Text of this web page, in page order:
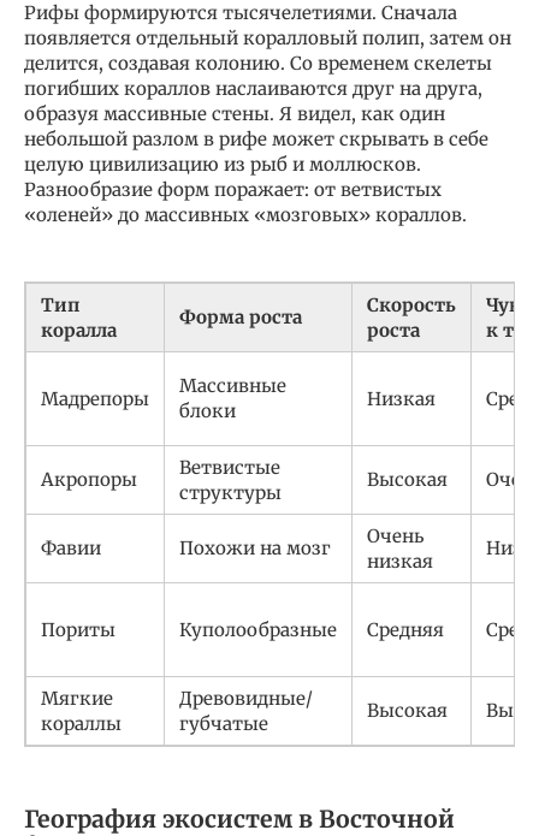
Рифы формируются тысячелетиями. Сначала
появляется отдельный коралловый полип, затем он
делится, создавая колонию. Со временем скелеты
погибших кораллов наслаиваются друг на друга,
образуя массивные стены. Я видел, как один
небольшой разлом в рифе может скрывать в себе
целую цивилизацию из рыб и моллюсков.
Разнообразие форм поражает: от ветвистых
«оленей» до массивных «мозговых» кораллов.
Тип
коралла
Форма роста
Скорость
роста
к
Мадрепоры
Массивные
блоки
Низкая
Акропоры
Ветвистые
структуры
Высокая
Фавии Похожи на мозг
Очень
низкая
Пориты Куполообразные Средняя
Мягкие
кораллы
Древовидные/
губчатые
Высокая
География экосистем в Восточной